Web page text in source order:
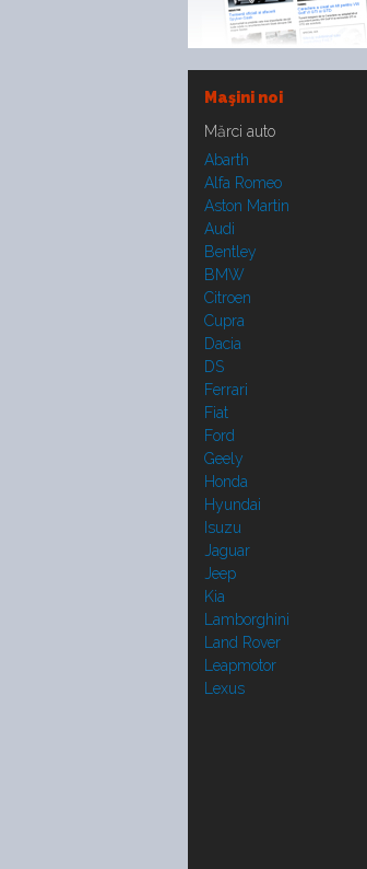
Maşini noi
Mărci auto
Abarth
Alfa Romeo
Aston Martin
Audi
Bentley
BMW
Citroen
Cupra
Dacia
DS
Ferrari
Fiat
Ford
Geely
Honda
Hyundai
Isuzu
Jaguar
Jeep
Kia
Lamborghini
Land Rover
Leapmotor
Lexus